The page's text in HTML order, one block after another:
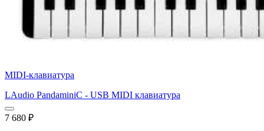
MIDI-клавиатура
LAudio PandaminiC - USB MIDI клавиатура
7 680 ₽